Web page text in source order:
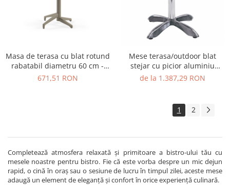
Masa de terasa cu blat rotund
rabatabil diametru 60 cm -
MOON
671,51 RON
Mese terasa/outdoor blat
stejar cu picior aluminiu
MTW001
de la 1.387,29 RON
1 2
Completează atmosfera relaxată și primitoare a bistro-ului tău cu
mesele noastre pentru bistro. Fie că este vorba despre un mic dejun
rapid, o cină în oraș sau o sesiune de lucru în timpul zilei, aceste mese
adaugă un element de eleganță și confort în orice experiență culinară.